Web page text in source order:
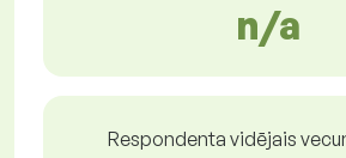
n/a
Respondenta vidējais